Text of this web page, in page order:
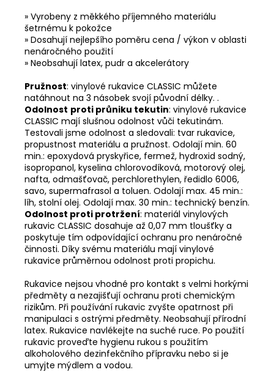
» Vyrobeny z měkkého příjemného materiálu
šetrnému k pokožce
» Dosahují nejlepšího poměru cena / výkon v oblasti
nenáročného použití
» Neobsahují latex, pudr a akcelerátory
Pružnost: vinylové rukavice CLASSIC můžete
natáhnout na 3 násobek svojí původní délky. .
Odolnost proti průniku tekutin: vinylové rukavice
CLASSIC mají slušnou odolnost vůči tekutinám.
Testovali jsme odolnost a sledovali: tvar rukavice,
propustnost materiálu a pružnost. Odolají min. 60
min.: epoxydová pryskyřice, fermež, hydroxid sodný,
isopropanol, kyselina chlorovodíková, motorový olej,
nafta, odmašťovač, perchlorethylen, ředidlo 6006,
savo, supermafrasol a toluen. Odolají max. 45 min.:
líh, stolní olej. Odolají max. 30 min.: technický benzín.
Odolnost proti protržení: materiál vinylových
rukavic CLASSIC dosahuje až 0,07 mm tloušťky a
poskytuje tím odpovídající ochranu pro nenáročné
činnosti. Díky svému materiálu mají vinylové
rukavice průměrnou odolnost proti propichu.
Rukavice nejsou vhodné pro kontakt s velmi horkými
předměty a nezajišťují ochranu proti chemickým
rizikům. Při používání rukavic zvyšte opatrnost při
manipulaci s ostrými předměty. Neobsahují přírodní
latex. Rukavice navlékejte na suché ruce. Po použití
rukavic proveďte hygienu rukou s použitím
alkoholového dezinfekčního přípravku nebo si je
umyjte mýdlem a vodou.